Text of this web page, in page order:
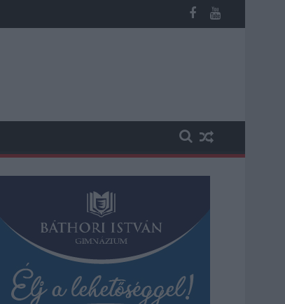
alakultak ki a menetrendhez képest, kimaradás is